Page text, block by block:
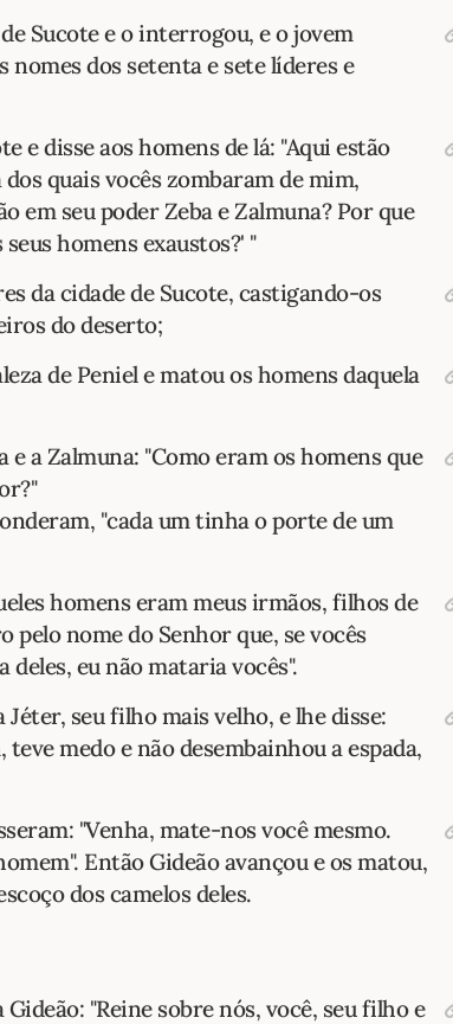
Sucote e o interrogou, e o jovem
nomes dos setenta e sete líderes e
e disse aos homens de lá: "Aqui estão
quais vocês zombaram de mim,
em seu poder Zeba e Zalmuna? Por que
homens exaustos?' "
da cidade de Sucote, castigando-os
do deserto;
de Peniel e matou os homens daquela
a Zalmuna: "Como eram os homens que
"cada um tinha o porte de um
homens eram meus irmãos, filhos de
pelo nome do Senhor que, se vocês
deles, eu não mataria vocês".
seu filho mais velho, e lhe disse:
medo e não desembainhou a espada,
"Venha, mate-nos você mesmo.
Então Gideão avançou e os matou,
dos camelos deles.
"Reine sobre nós, você, seu filho e